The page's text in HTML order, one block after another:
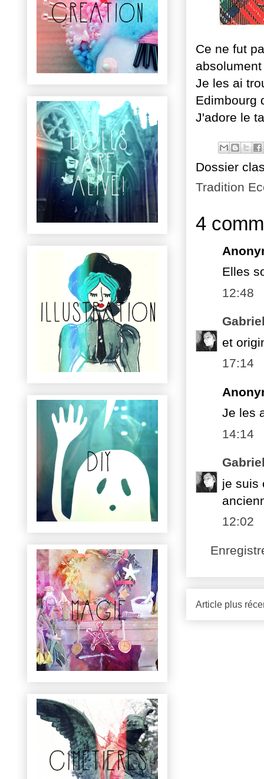
Ce ne fut
Je les ai
Edimbourg
J'adore le
Dossier
Tradition
4
Elles
12:48
et
17:14
Je les
14:14
je suis
12:02
Article plus